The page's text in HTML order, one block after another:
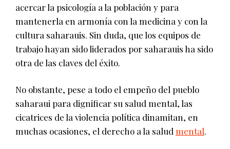
acercar la psicología a la población y para
mantenerla en armonía con la medicina y con la
cultura saharauis. Sin duda, que los equipos de
trabajo hayan sido liderados por saharauis ha sido
otra de las claves del éxito.
No obstante, pese a todo el empeño del pueblo
saharaui para dignificar su salud mental, las
cicatrices de la violencia política dinamitan, en
muchas ocasiones, el derecho a la saludmental.